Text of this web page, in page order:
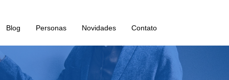
Blog Personas Novidades Contato